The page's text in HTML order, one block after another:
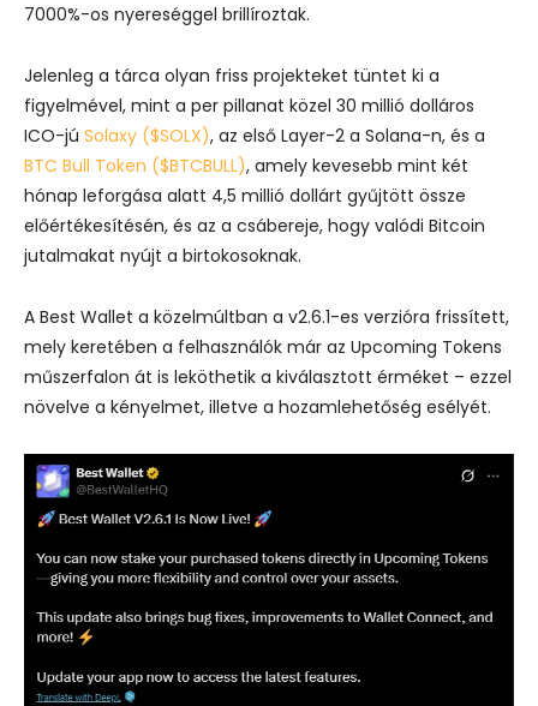
7000%-os nyereséggel brillíroztak.
Jelenleg a tárca olyan friss projekteket tüntet ki a
figyelmével, mint a per pillanat közel 30 millió dolláros
ICO-jú Solaxy ($SOLX), az első Layer-2 a Solana-n, és a
BTC Bull Token ($BTCBULL), amely kevesebb mint két
hónap leforgása alatt 4,5 millió dollárt gyűjtött össze
előértékesítésén, és az a csábereje, hogy valódi Bitcoin
jutalmakat nyújt a birtokosoknak.
A Best Wallet a közelmúltban a v2.6.1-es verzióra frissített,
mely keretében a felhasználók már az Upcoming Tokens
műszerfalon át is leköthetik a kiválasztott érméket – ezzel
növelve a kényelmet, illetve a hozamlehetőség esélyét.